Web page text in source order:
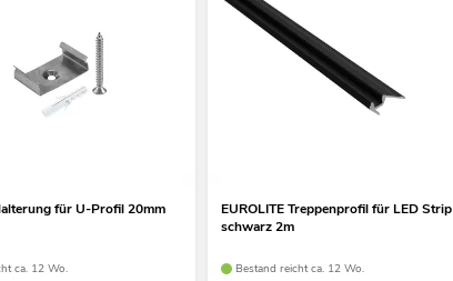
für U-Profil 20mm
ca. 12 Wo.
EUROLITE Treppenprofil für LED Strip
schwarz 2m
Bestand reicht ca. 12 Wo.